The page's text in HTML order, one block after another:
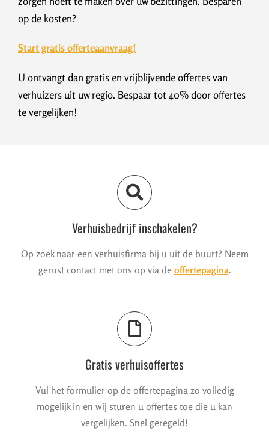
op de kosten?
Start gratis offerteaanvraag!
U ontvangt dan gratis en vrijblijvende offertes van
verhuizers uit uw regio. Bespaar tot 40% door offertes
te vergelijken!
Verhuisbedrijf inschakelen?
Op zoek naar een verhuisfirma bij u uit de buurt? Neem
gerust contact met ons op via de offertepagina.
Gratis verhuisoffertes
Vul het formulier op de offertepagina zo volledig
mogelijk in en wij sturen u offertes toe die u kan
vergelijken. Snel geregeld!